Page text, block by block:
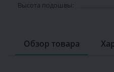
Высота подошвы:
Обзор товара